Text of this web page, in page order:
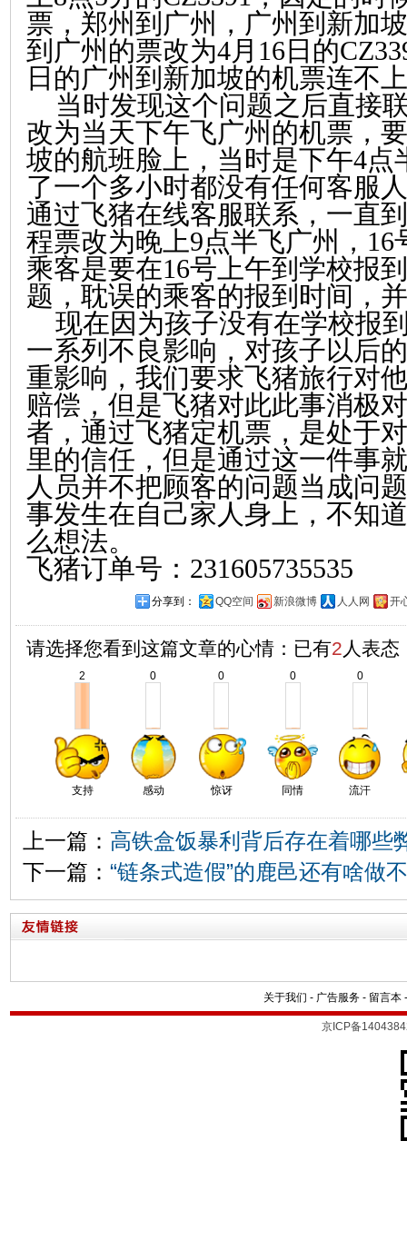
票，郑州到广州，广州到新加
到广州的票改为4月16日的
日的广州到新加坡的机票连不
当时发现这个问题之后直接
改为当天下午飞广州的机票，
坡的航班脸上，当时是下午4点
了一个多小时都没有任何客服
通过飞猪在线客服联系，一直
程票改为晚上9点半飞广州，16
乘客是要在16号上午到学校报
题，耽误的乘客的报到时间，
现在因为孩子没有在学校报
一系列不良影响，对孩子以后
重影响，我们要求飞猪旅行对
赔偿，但是飞猪对此此事消极
者，通过飞猪定机票，是处于
里的信任，但是通过这一件事
人员并不把顾客的问题当成问
事发生在自己家人身上，不知
么想法。
飞猪订单号：231605735535
分享到： QQ空间 新浪微博 人人网 开
请选择您看到这篇文章的心情：已有2 人表态
2
支持
0
感动
0
惊讶
0
同情
0
流汗
上一篇： 高铁盒饭暴利背后存在着哪些
下一篇： “链条式造假”的鹿邑还有啥做
关于我们 - 广告服务 - 留言本
京ICP备